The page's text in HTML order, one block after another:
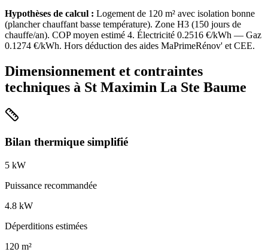
Hypothèses de calcul : Logement de 120 m² avec isolation bonne
(plancher chauffant basse température). Zone H3 (150 jours de
chauffe/an). COP moyen estimé 4. Électricité 0.2516 €/kWh — Gaz
0.1274 €/kWh. Hors déduction des aides MaPrimeRénov' et CEE.
Dimensionnement et contraintes
techniques à St Maximin La Ste Baume
Bilan thermique simplifié
5 kW
Puissance recommandée
4.8 kW
Déperditions estimées
120 m²